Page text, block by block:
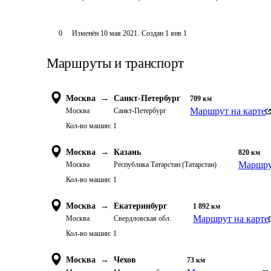
0 Изменён 10 мая 2021. Создан 1 янв 1
Маршруты и транспорт
Москва →
Москва
Санкт-Петербург
Санкт-Петербург
709 км
Маршрут на карте
Кол-во машин: 1
Москва →
Москва
Казань
Республика Татарстан (Татарстан)
820 км
Кол-во машин: 1
Москва →
Москва
Екатеринбург
Свердловская обл.
1 892 км
Маршрут на карте
Кол-во машин: 1
Москва → Чехов 73 км